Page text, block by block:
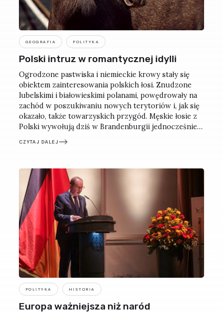
GEOGRAFIA POLITYKA
Polski intruz w romantycznej idylli
Ogrodzone pastwiska i niemieckie krowy stały się
obiektem zainteresowania polskich łosi. Znudzone
lubelskimi i białowieskimi polanami, powędrowały na
zachód w poszukiwaniu nowych terytoriów i, jak się
okazało, także towarzyskich przygód. Męskie łosie z
Polski wywołują dziś w Brandenburgii jednocześnie
rozbawienie, przerażenie i bezradność. Tym bardziej
że tych zwierząt nie widziano tu od niemal 200 lat.
CZYTAJ DALEJ
POLITYKA HISTORIA
Europa ważniejsza niż naród